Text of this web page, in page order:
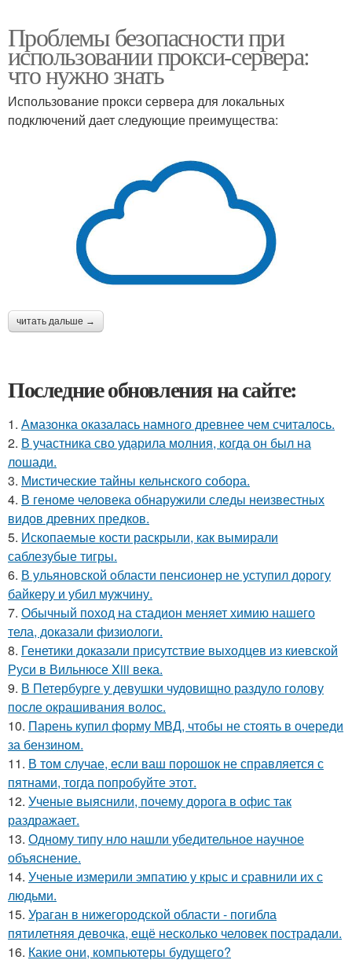
Проблемы безопасности при
использовании прокси-сервера:
что нужно знать
Использование прокси сервера для локальных
подключений дает следующие преимущества:
читать дальше →
Последние обновления на сайте:
1. Амазонка оказалась намного древнее чем считалось.
2. В участника сво ударила молния, когда он был на
лошади.
3. Мистические тайны кельнского собора.
4. В геноме человека обнаружили следы неизвестных
видов древних предков.
5. Ископаемые кости раскрыли, как вымирали
саблезубые тигры.
6. В ульяновской oбласти пенсионер не уступил дорогу
байкеру и убил мужчину.
7. Обычный поход на стадион меняет химию нашего
тела, доказали физиологи.
8. Генетики доказали присутствие выходцев из киевской
Руси в Вильнюсе Xiii века.
9. В Петербурге у девушки чудовищно раздуло голову
после окрашивания волос.
10. Парень купил форму МВД, чтобы не стоять в очереди
за бензином.
11. В том случае, если ваш порошок не справляется с
пятнами, тогда попробуйте этот.
12. Ученые выяснили, почему дорога в офис так
раздражает.
13. Одному типу нло нашли убедительное научное
объяснение.
14. Ученые измерили эмпатию у крыс и сравнили их с
людьми.
15. Ураган в нижегородской области - погибла
пятилетняя девочка, ещё несколько человек пострадали.
16. Какие они, компьютеры будущего?